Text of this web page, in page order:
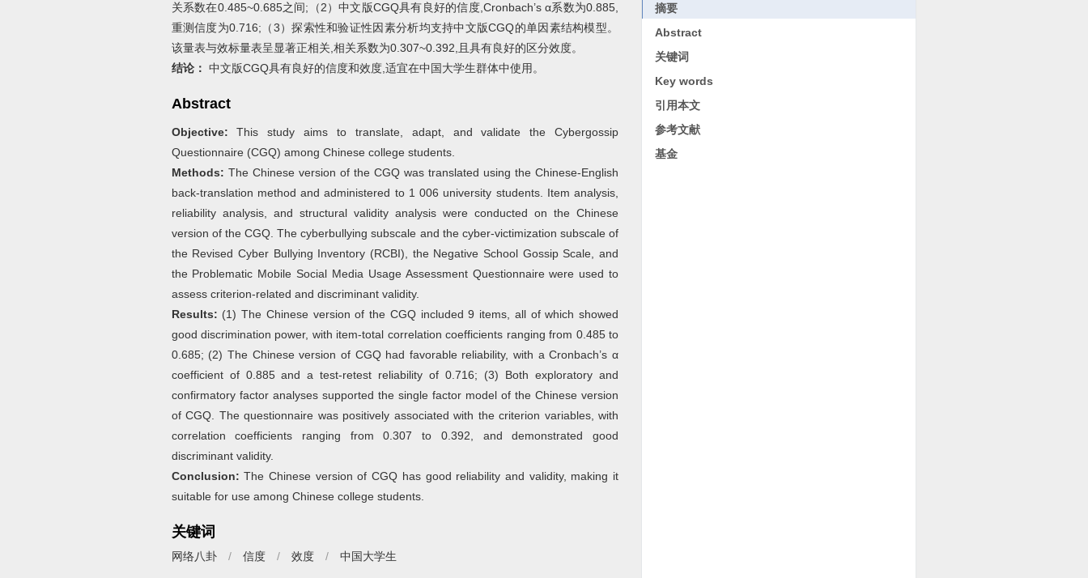
关系数在0.485~0.685之间;（2）中文版CGQ具有良好的信度,Cronbach’s α系数为0.885,
重测信度为0.716;（3）探索性和验证性因素分析均支持中文版CGQ的单因素结构模型。
该量表与效标量表呈显著正相关,相关系数为0.307~0.392,且具有良好的区分效度。
结论： 中文版CGQ具有良好的信度和效度,适宜在中国大学生群体中使用。
Abstract
Objective: This study aims to translate, adapt, and validate the Cybergossip
Questionnaire (CGQ) among Chinese college students.
Methods: The Chinese version of the CGQ was translated using the Chinese-English
back-translation method and administered to 1 006 university students. Item analysis,
reliability analysis, and structural validity analysis were conducted on the Chinese
version of the CGQ. The cyberbullying subscale and the cyber-victimization subscale of
the Revised Cyber Bullying Inventory (RCBI), the Negative School Gossip Scale, and
the Problematic Mobile Social Media Usage Assessment Questionnaire were used to
assess criterion-related and discriminant validity.
Results: (1) The Chinese version of the CGQ included 9 items, all of which showed
good discrimination power, with item-total correlation coefficients ranging from 0.485 to
0.685; (2) The Chinese version of CGQ had favorable reliability, with a Cronbach’s α
coefficient of 0.885 and a test-retest reliability of 0.716; (3) Both exploratory and
confirmatory factor analyses supported the single factor model of the Chinese version
of CGQ. The questionnaire was positively associated with the criterion variables, with
correlation coefficients ranging from 0.307 to 0.392, and demonstrated good
discriminant validity.
Conclusion: The Chinese version of CGQ has good reliability and validity, making it
suitable for use among Chinese college students.
关键词
网络八卦 / 信度 / 效度 / 中国大学生
摘要
Abstract
关键词
Key words
引用本文
参考文献
基金